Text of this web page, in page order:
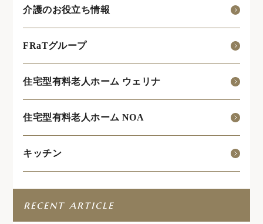
介護のお役立ち情報
FRaTグループ
住宅型有料老人ホーム ウェリナ
住宅型有料老人ホーム NOA
キッチン
recent article